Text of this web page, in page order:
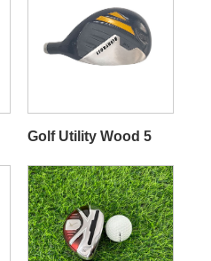
Golf Utility Wood 5